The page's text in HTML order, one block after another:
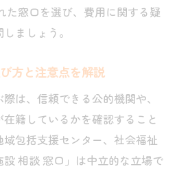
た窓口を選び、費用に関する疑
ましょう。
方と注意点を解説
は、信頼できる公的機関や、
籍しているかを確認すること
包括支援センター、社会福祉
相談 窓口」は中立的な立場で